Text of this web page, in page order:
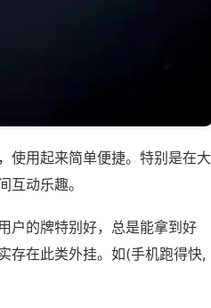
使用起来简单便捷。特别是在大
动乐趣。
户的牌特别好，总是能拿到好
存在此类外挂。如(手机跑得快,